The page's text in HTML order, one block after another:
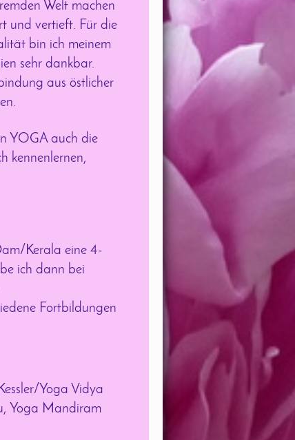
Welt machen
und vertieft. Für die
bin ich meinem
sehr dankbar.
aus östlicher
YOGA auch die
kennenlernen,
Kerala eine 4-
ich dann bei
Fortbildungen
Yoga Vidya
Yoga Mandiram